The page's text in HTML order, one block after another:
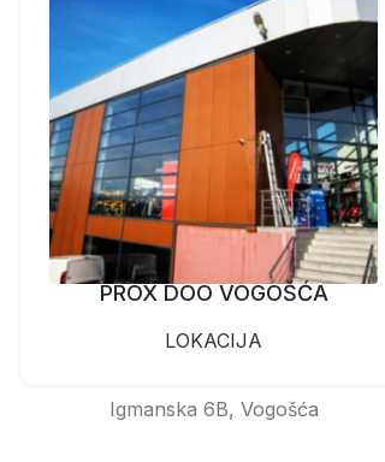
PROX DOO VOGOŠĆA
LOKACIJA
Igmanska 6B, Vogošća